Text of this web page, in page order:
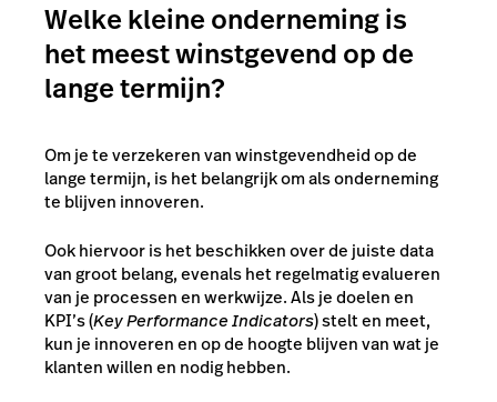
Welke kleine onderneming is
het meest winstgevend op de
lange termijn?
Om je te verzekeren van winstgevendheid op de
lange termijn, is het belangrijk om als onderneming
te blijven innoveren.
Ook hiervoor is het beschikken over de juiste data
van groot belang, evenals het regelmatig evalueren
van je processen en werkwijze. Als je doelen en
KPI’s (Key Performance Indicators) stelt en meet,
kun je innoveren en op de hoogte blijven van wat je
klanten willen en nodig hebben.